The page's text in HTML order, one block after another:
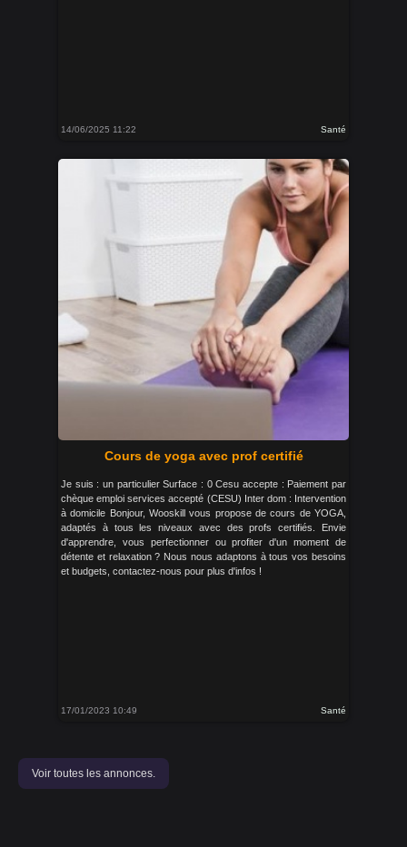
14/06/2025 11:22 Santé
Cours de yoga avec prof certifié
Je suis : un particulier Surface : 0 Cesu accepte : Paiement par
chèque emploi services accepté (CESU) Inter dom : Intervention
à domicile Bonjour, Wooskill vous propose de cours de YOGA,
adaptés à tous les niveaux avec des profs certifiés. Envie
d'apprendre, vous perfectionner ou profiter d'un moment de
détente et relaxation ? Nous nous adaptons à tous vos besoins
et budgets, contactez-nous pour plus d'infos !
17/01/2023 10:49 Santé
Voir toutes les annonces.